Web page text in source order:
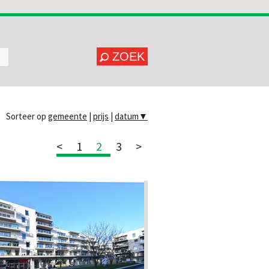
ZOEK
Sorteer op gemeente | prijs | datum ▼
< 1 2 3 >